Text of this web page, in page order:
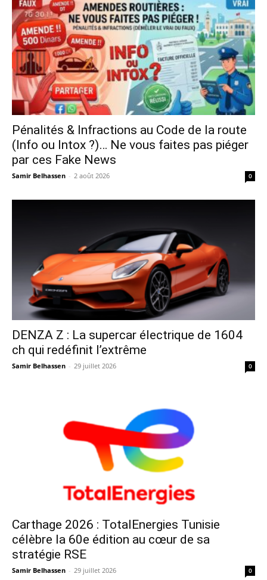
Pénalités & Infractions au Code de la route
(Info ou Intox ?)… Ne vous faites pas piéger
par ces Fake News
Samir Belhassen - 2 août 2026 0
DENZA Z : La supercar électrique de 1604
ch qui redéfinit l’extrême
Samir Belhassen - 29 juillet 2026 0
Carthage 2026 : TotalEnergies Tunisie
célèbre la 60e édition au cœur de sa
stratégie RSE
Samir Belhassen - 29 juillet 2026 0